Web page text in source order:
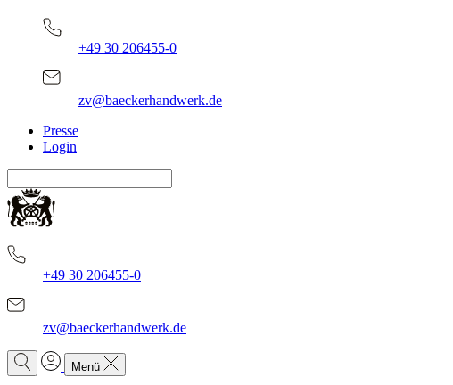
+49 30 206455-0
zv@baeckerhandwerk.de
Presse
Login
+49 30 206455-0
zv@baeckerhandwerk.de
Menü